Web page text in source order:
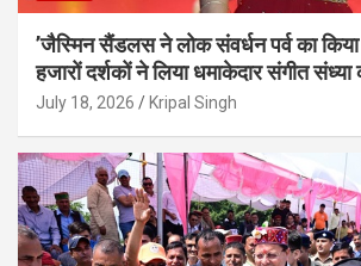
’जैस्मिन सैंडलस ने लोक संवर्धन पर्व का
हजारों दर्शकों ने लिया धमाकेदार संगीत
July 18, 2026 Kripal Singh